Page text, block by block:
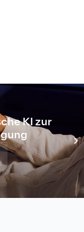
KI zur
indem
ist, alle